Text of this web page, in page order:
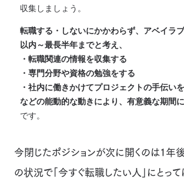
収集しましょう。
転職する・しないにかかわらず、アベイラ
以内～最長半年までと考え、
・転職関連の情報を収集する
・専門分野や資格の勉強をする
・社内に働きかけてプロジェクトの手伝い
などの能動的な動きにより、有意義な期間
です。
今閉じたポジションが次に開くのは1年
の状況で「今すぐ転職したい人」にとっ